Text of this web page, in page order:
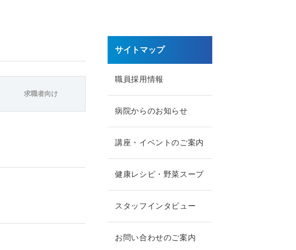
求職者向け
サイトマップ
職員採用情報
病院からのお知らせ
講座・イベントのご案内
健康レシピ・野菜スープ
スタッフインタビュー
お問い合わせのご案内